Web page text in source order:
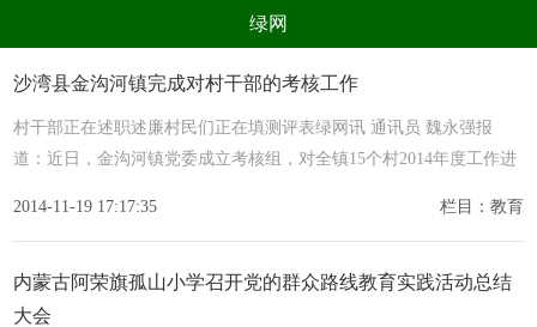
绿网
组织 养生 公益
生态 美食 健康 教育
亲子 电器 数码 旅游
时尚 新能源
沙湾县金沟河镇完成对村干部的考核工作
村干部正在述职述廉村民们正在填测评表绿网讯 通讯员 魏永强报
道：近日，金沟河镇党委成立考核组，对全镇15个村2014年度工作进
2014-11-19 17:17:35
栏目：教育
内蒙古阿荣旗孤山小学召开党的群众路线教育实践活动总结
大会